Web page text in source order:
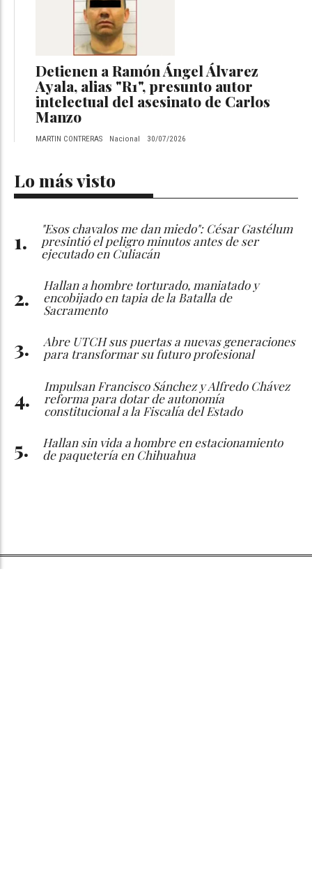
Detienen a Ramón Ángel Álvarez
Ayala, alias "R1", presunto autor
intelectual del asesinato de Carlos
Manzo
MARTIN CONTRERAS Nacional 30/07/2026
Lo más visto
"Esos chavalos me dan miedo": César Gastélum
presintió el peligro minutos antes de ser
ejecutado en Culiacán
Hallan a hombre torturado, maniatado y
encobijado en tapia de la Batalla de
Sacramento
Abre UTCH sus puertas a nuevas generaciones
para transformar su futuro profesional
Impulsan Francisco Sánchez y Alfredo Chávez
reforma para dotar de autonomía
constitucional a la Fiscalía del Estado
Hallan sin vida a hombre en estacionamiento
de paquetería en Chihuahua